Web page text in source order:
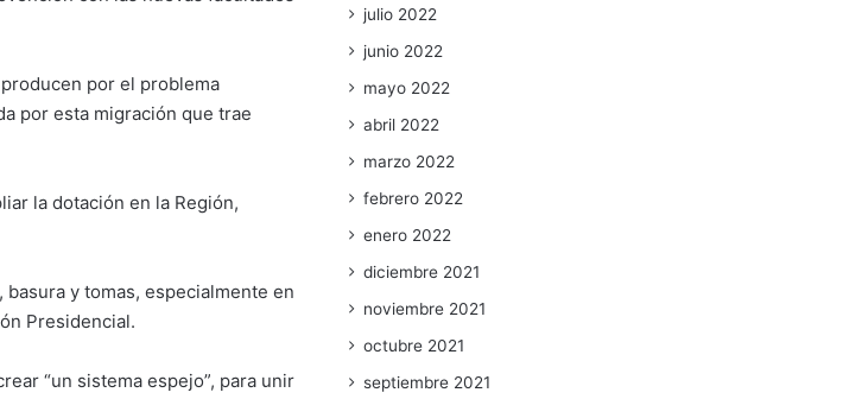
por el problema
por esta migración que trae
la dotación en la Región,
y tomas, especialmente en
Presidencial.
“un sistema espejo”, para unir
julio 2022
junio 2022
mayo 2022
abril 2022
marzo 2022
febrero 2022
enero 2022
diciembre 2021
noviembre 2021
octubre 2021
septiembre 2021